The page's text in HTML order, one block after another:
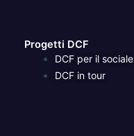
Progetti DCF
DCF per il sociale
DCF in tour